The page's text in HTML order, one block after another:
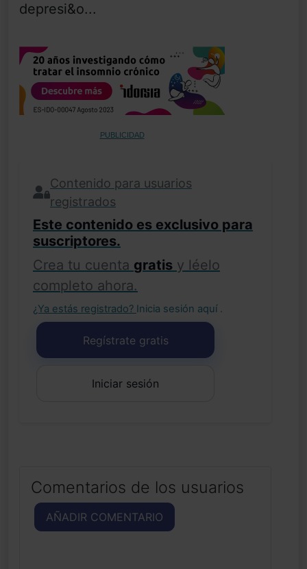
depresi&o...
PUBLICIDAD
Contenido para usuarios
registrados
Este contenido es exclusivo para
suscriptores.
Crea tu cuenta gratis y léelo
completo ahora.
¿Ya estás registrado? Inicia sesión aquí .
Regístrate gratis
Iniciar sesión
Comentarios de los usuarios
AÑADIR COMENTARIO